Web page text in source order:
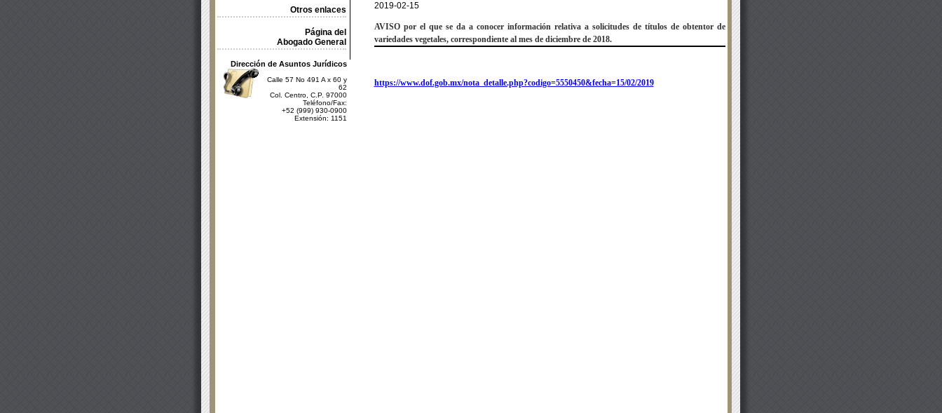
Otros enlaces
Página del
Abogado General
Dirección de Asuntos Jurídicos
Calle 57 No 491 A x 60 y
62
Col. Centro, C.P. 97000
Teléfono/Fax:
+52 (999) 930-0900
Extensión: 1151
2019-02-15
AVISO por el que se da a conocer información relativa a solicitudes de títulos de obtentor de
variedades vegetales, correspondiente al mes de diciembre de 2018.
https://www.dof.gob.mx/nota_detalle.php?codigo=5550450&fecha=15/02/2019